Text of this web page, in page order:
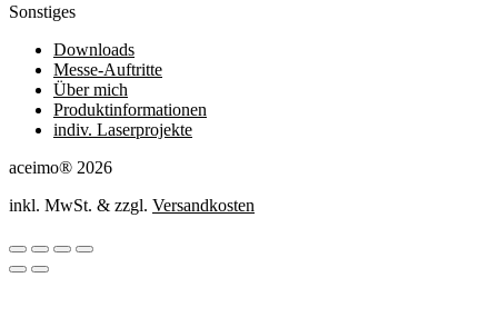
Sonstiges
Downloads
Messe-Auftritte
Über mich
Produktinformationen
indiv. Laserprojekte
aceimo® 2026
inkl. MwSt. & zzgl. Versandkosten